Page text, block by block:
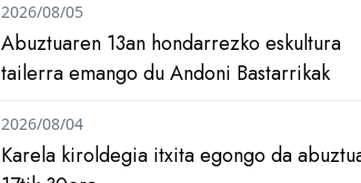
Abuztuaren 13an hondarrezko eskultura
tailerra emango du Andoni Bastarrikak
2026/08/05
Karela kiroldegia itxita egongo da
2026/08/04